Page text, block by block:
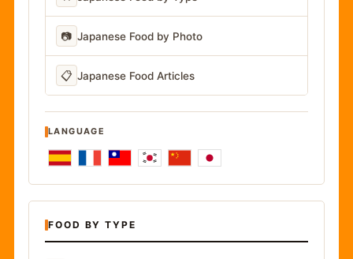
📷 Japanese Food by Photo
📋 Japanese Food Articles
LANGUAGE
FOOD BY TYPE